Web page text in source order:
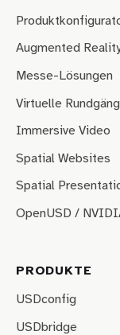
Augmented
Messe-Lösungen
Virtuelle
Immersive Video
Spatial Websites
Spatial
OpenUSD /
PRODUKTE
USDconfig
USDbridge